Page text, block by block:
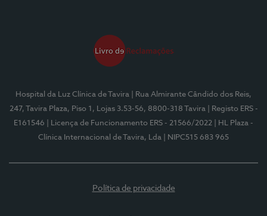
Hospital da Luz Clínica de Tavira
| Rua Almirante Cândido dos Reis,
247, Tavira Plaza, Piso 1, Lojas 3.53-56, 8800-318 Tavira
| Registo ERS -
E161546
| Licença de Funcionamento ERS - 21566/2022
| HL Plaza -
Clínica Internacional de Tavira, Lda
| NIPC515 683 965
Política de privacidade